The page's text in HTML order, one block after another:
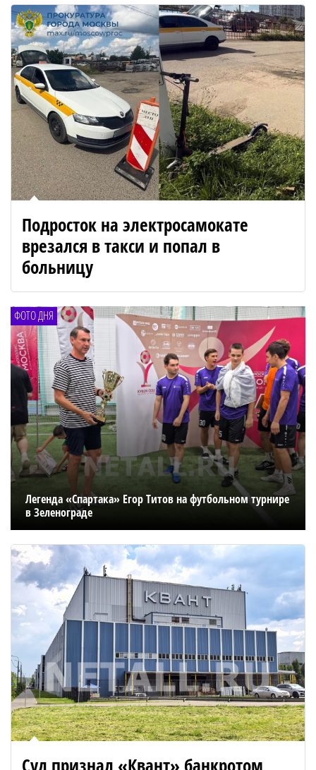
Подросток на электросамокате
врезался в такси и попал в
больницу
ФОТО ДНЯ
Легенда «Спартака» Егор Титов на футбольном турнире
в Зеленограде
Суд признал «Квант» банкротом